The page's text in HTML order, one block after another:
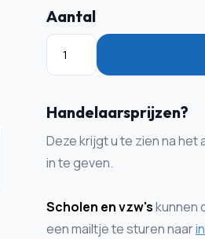
Aantal
Handelaarsprijzen?
Deze krijgt u te zien na
in te geven.
Scholen en vzw'skunnen
een mailtje te sturen naar